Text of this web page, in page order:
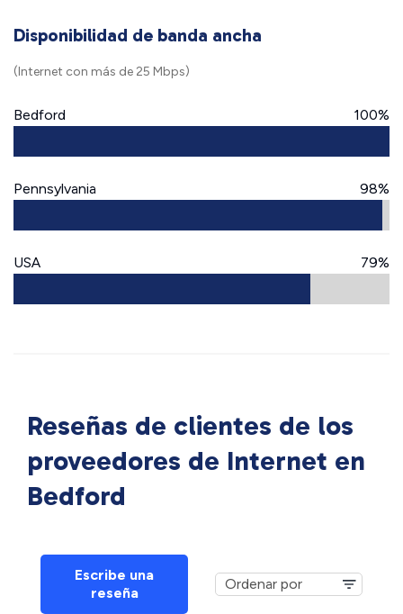
Disponibilidad de banda ancha
(Internet con más de 25 Mbps)
Bedford 100%
Pennsylvania 98%
USA 79%
Reseñas de clientes de los
proveedores de Internet en
Bedford
Escribe una
reseña